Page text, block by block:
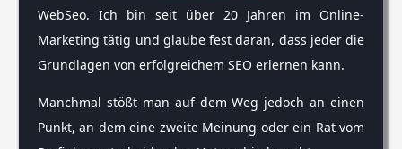
WebSeo. Ich bin seit über 20 Jahren im Online-
Marketing tätig und glaube fest daran, dass jeder die
Grundlagen von erfolgreichem SEO erlernen kann.
Manchmal stößt man auf dem Weg jedoch an einen
Punkt, an dem eine zweite Meinung oder ein Rat vom